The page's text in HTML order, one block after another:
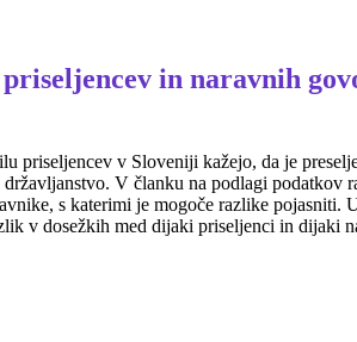
in naravnih
v Sloveniji kažejo, da je
V članku na podlagi
s katerimi je mogoče razlike
v dosežkih med dijaki priseljenci in dijaki